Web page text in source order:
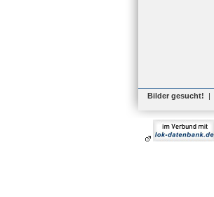
Bilder gesucht! |